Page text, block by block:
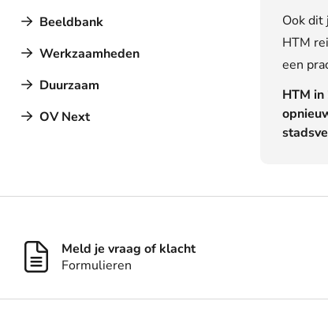
Beeldbank
Werkzaamheden
Duurzaam
OV Next
Ook dit
HTM
een
HTM
Meld je vraag of klacht
Formulieren